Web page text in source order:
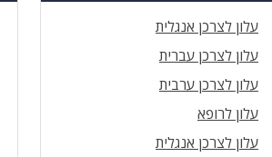
עלון לצרכן אנגלית
עלון לצרכן עברית
עלון לצרכן ערבית
עלון לרופא
עלון לצרכן אנגלית